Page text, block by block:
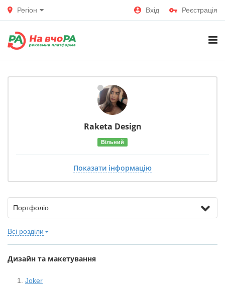
Регіон Вхід Реєстрація
Raketa Design
Вільний
Показати інформацію
Портфоліо
Всі розділи
Дизайн та макетування
Joker